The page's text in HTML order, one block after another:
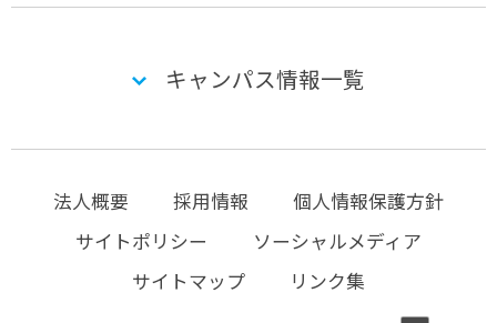
キャンパス情報一覧
法人概要 採用情報
個人情報保護方針
サイトポリシー
ソーシャルメディア
サイトマップ
リンク集